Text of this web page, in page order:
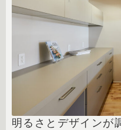
明るさとデザインが